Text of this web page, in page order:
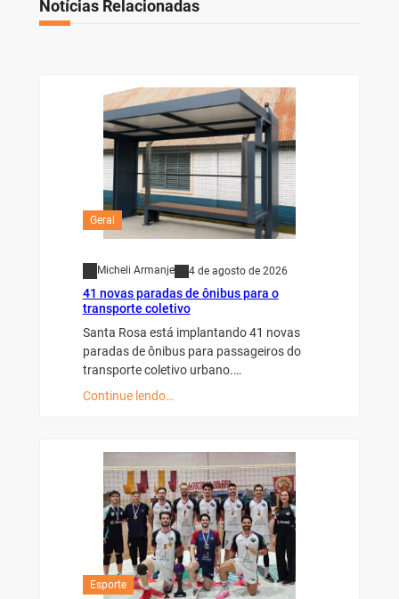
Notícias Relacionadas
Geral
Micheli Armanje 4 de agosto de 2026
41 novas paradas de ônibus para o
transporte coletivo
Santa Rosa está implantando 41 novas
paradas de ônibus para passageiros do
transporte coletivo urbano.…
Continue lendo…
Esporte